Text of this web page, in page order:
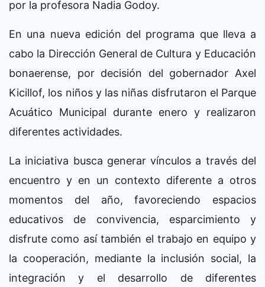
por la profesora Nadia Godoy.
En una nueva edición del programa que lleva a
cabo la Dirección General de Cultura y Educación
bonaerense, por decisión del gobernador Axel
Kicillof, los niños y las niñas disfrutaron el Parque
Acuático Municipal durante enero y realizaron
diferentes actividades.
La iniciativa busca generar vínculos a través del
encuentro y en un contexto diferente a otros
momentos del año, favoreciendo espacios
educativos de convivencia, esparcimiento y
disfrute como así también el trabajo en equipo y
la cooperación, mediante la inclusión social, la
integración y el desarrollo de diferentes